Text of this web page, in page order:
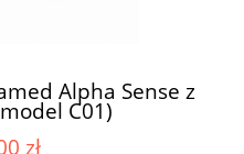
Alpha Sense z
C01)
zł